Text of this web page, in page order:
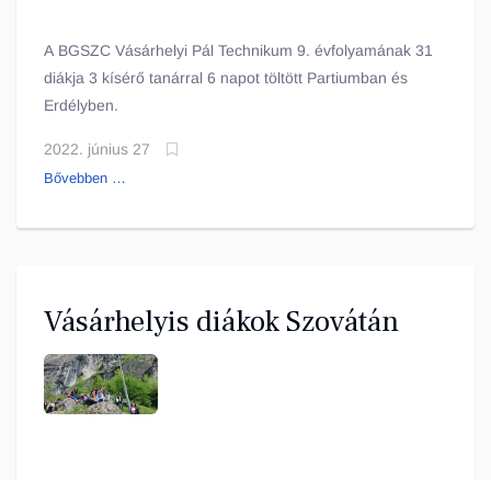
A BGSZC Vásárhelyi Pál Technikum 9. évfolyamának 31
diákja 3 kísérő tanárral 6 napot töltött Partiumban és
Erdélyben.
2022. június 27
Bővebben …
Vásárhelyis diákok Szovátán